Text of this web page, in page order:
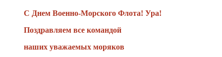
С Днем Военно-Морского Флота! Ура!
Поздравляем все командой
наших уважаемых моряков